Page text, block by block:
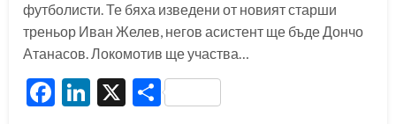
футболисти. Те бяха изведени от новият старши
треньор Иван Желев, негов асистент ще бъде Дончо
Атанасов. Локомотив ще участва…
Facebook
LinkedIn
X Share